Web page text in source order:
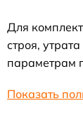
Для
строя,
параметрам
Показать